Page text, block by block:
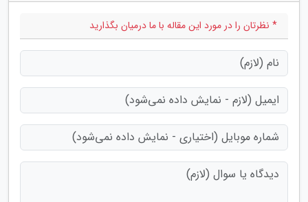
* نظرتان را در مورد این مقاله با ما درمیان بگذارید